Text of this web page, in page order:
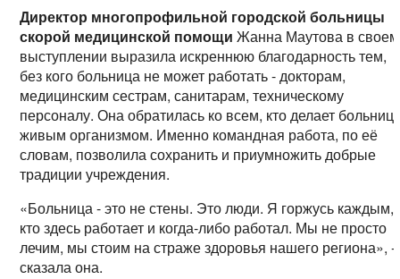
Директор многопрофильной городской больницы
скорой медицинской помощи Жанна Маутова в своем
выступлении выразила искреннюю благодарность тем,
без кого больница не может работать - докторам,
медицинским сестрам, санитарам, техническому
персоналу. Она обратилась ко всем, кто делает
живым организмом. Именно командная работа, по её
словам, позволила сохранить и приумножить добрые
традиции учреждения.
«Больница - это не стены. Это люди. Я горжусь каждым,
кто здесь работает и когда-либо работал. Мы не просто
лечим, мы стоим на страже здоровья нашего региона», -
сказала она.